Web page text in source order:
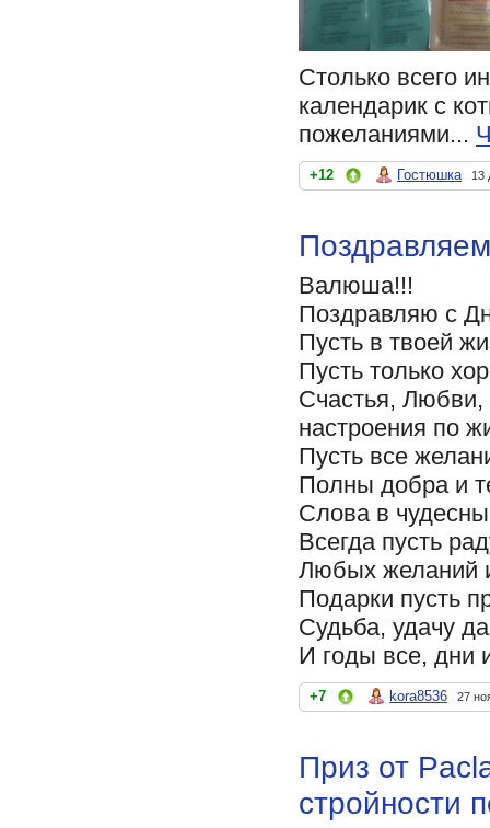
Столько всего
календарик с
пожеланиями...
+12 Гостюшка 13
Валюша!!!
Поздравляю с
Пусть в твоей
Пусть только
Счастья, Любви,
настроения по
Пусть все
Полны добра и
Слова в
Всегда пусть
Любых желаний
Подарки пусть
Судьба, удачу
И годы все, дни
+7 kora8536 27
Приз от
стройности